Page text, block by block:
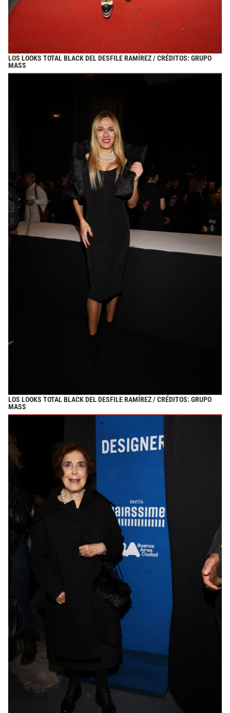
LOS LOOKS TOTAL BLACK DEL DESFILE RAMÍREZ / CRÉDITOS: GRUPO
MASS
LOS LOOKS TOTAL BLACK DEL DESFILE RAMÍREZ / CRÉDITOS: GRUPO
MASS